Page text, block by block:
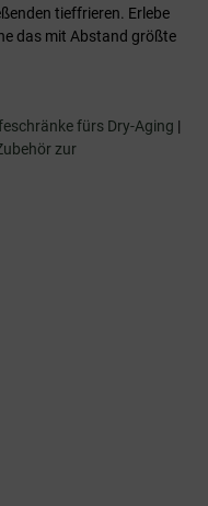
tieffrieren. Erlebe
das mit Abstand größte
fürs Dry-Aging |
zur